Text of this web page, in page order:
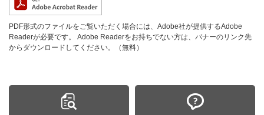
PDF形式のファイルをご覧いただく場合には、Adobe社が提供するAdobe
Readerが必要です。
Adobe Readerをお持ちでない方は、バナーのリンク先
からダウンロードしてください。（無料）